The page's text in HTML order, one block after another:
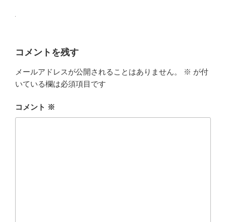
コメントを残す
メールアドレスが公開されることはありません。 ※ が付
いている欄は必須項目です
コメント ※